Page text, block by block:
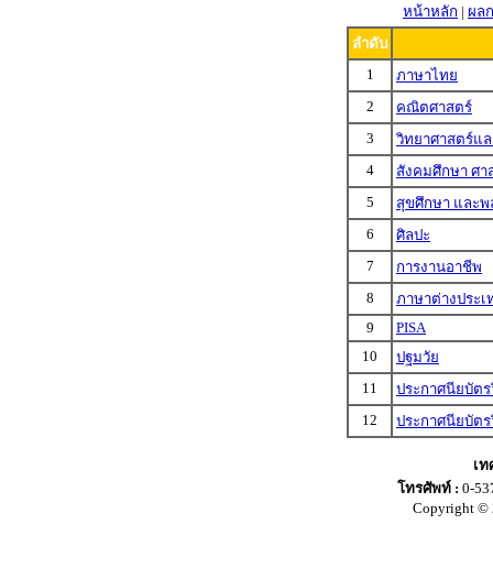
หน้าหลัก | ผล
ลำดับ
1
ภาษาไทย
2
คณิตศาสตร์
3
วิทยาศาสตร์แ
4
สังคมศึกษา ศ
5
สุขศึกษา และพ
6
ศิลปะ
7
การงานอาชีพ
8
ภาษาต่างประเ
9
PISA
10
ปฐมวัย
11
ประกาศนียบัต
12
ประกาศนียบัต
เ
โทรศัพท์ : 0-
Copyright ©